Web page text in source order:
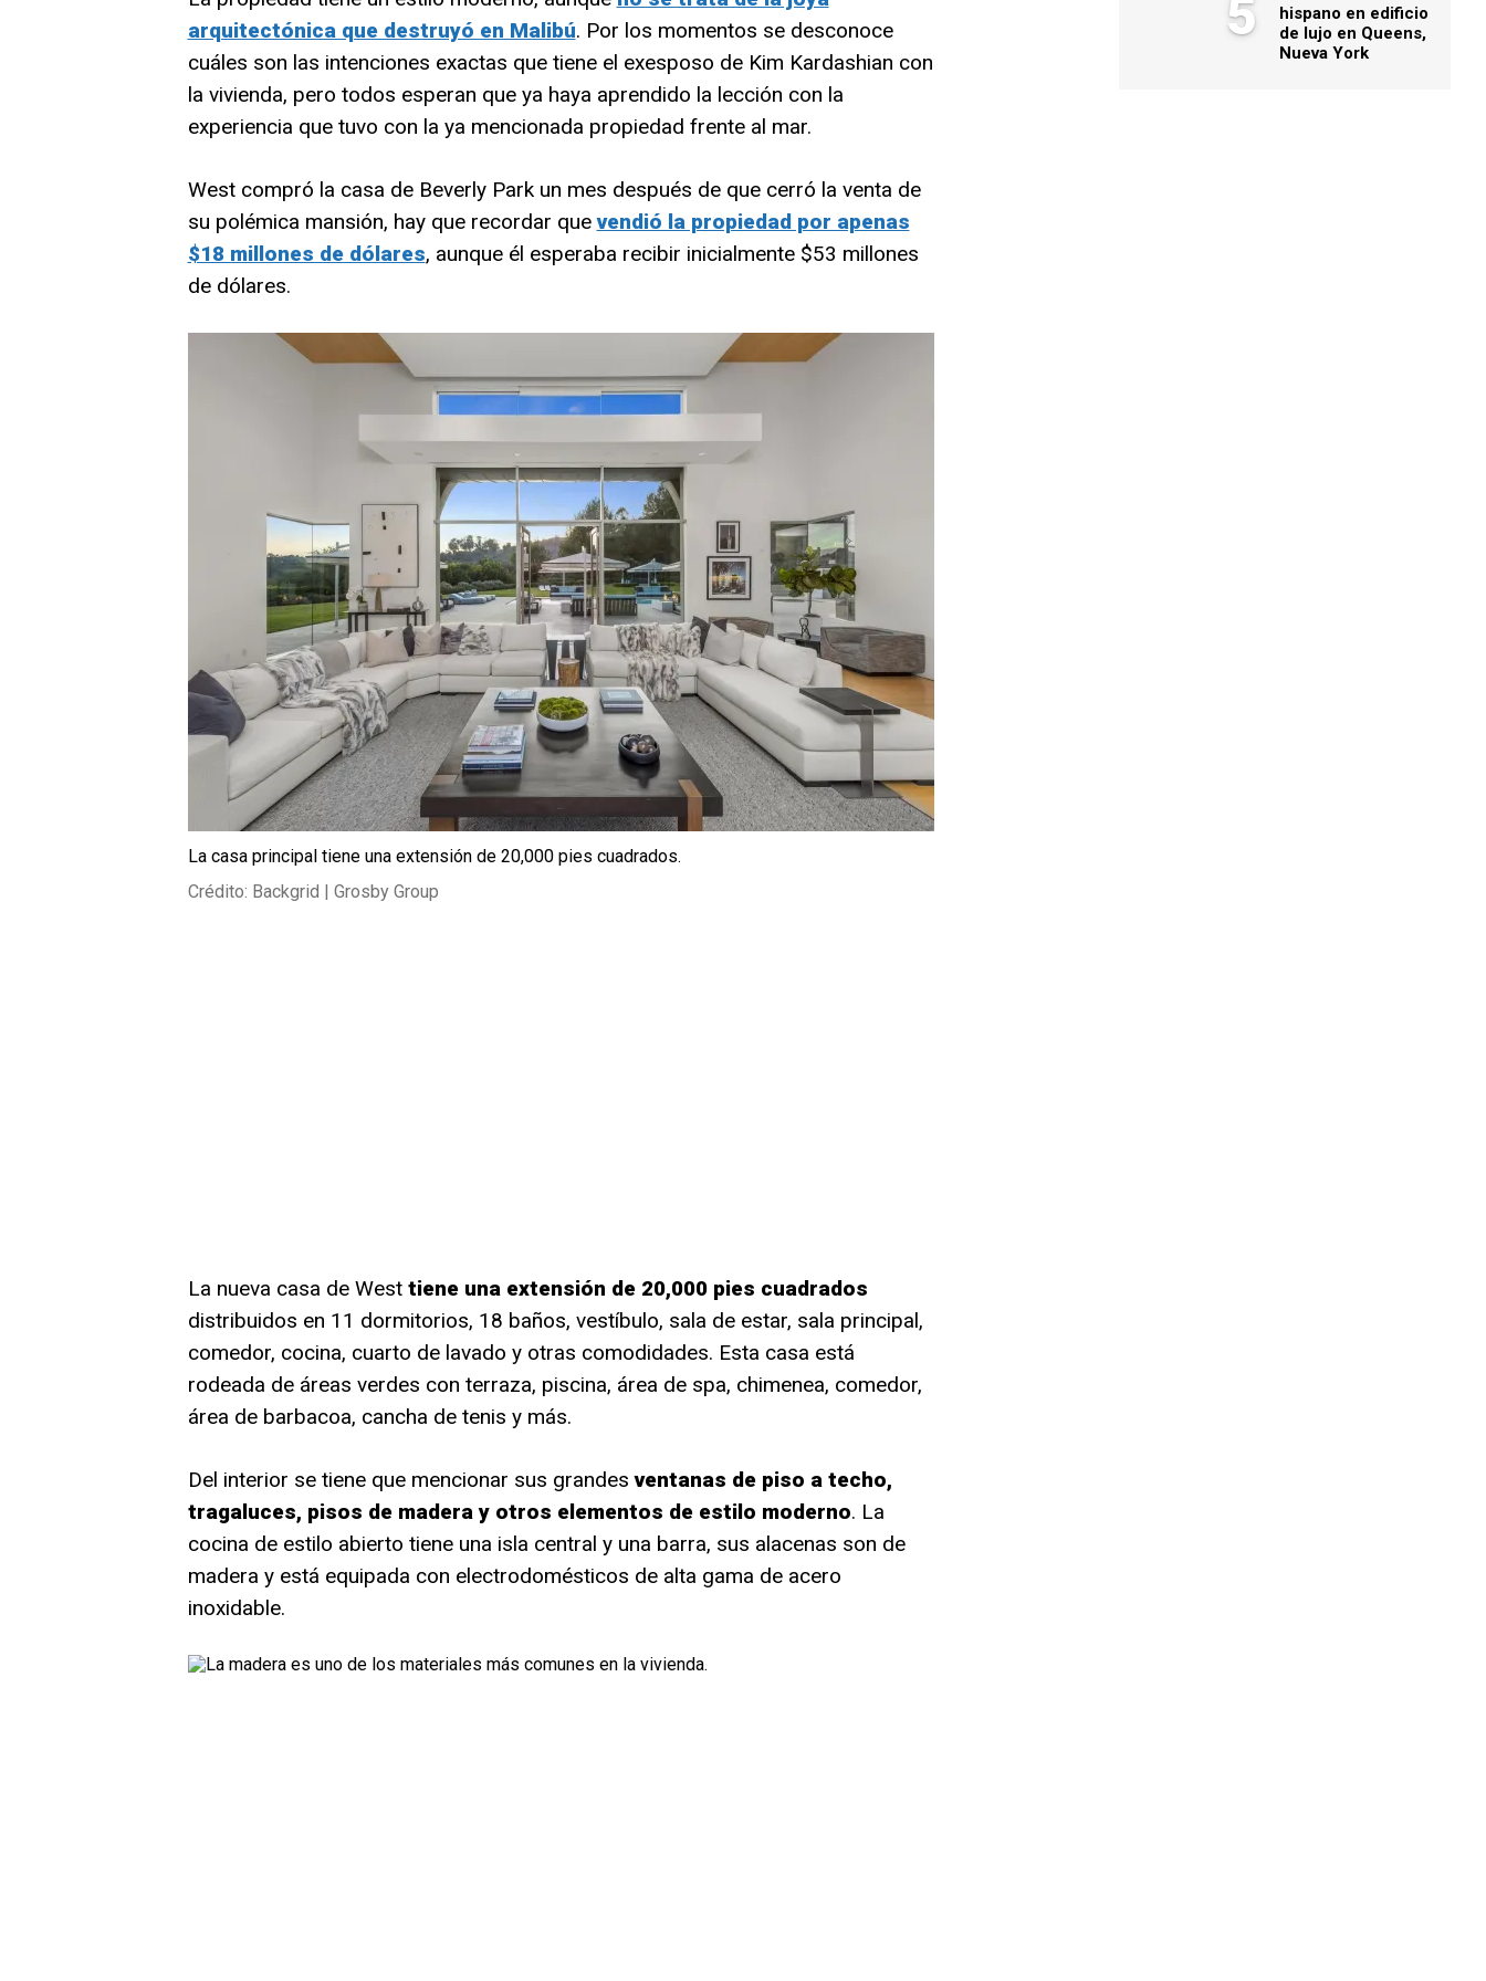
arquitectónica que destruyó en Malibú. Por los momentos se desconoce
cuáles son las intenciones exactas que tiene el exesposo de Kim Kardashian con
la vivienda, pero todos esperan que ya haya aprendido la lección con la
experiencia que tuvo con la ya mencionada propiedad frente al mar.
West compró la casa de Beverly Park un mes después de que cerró la venta de
su polémica mansión, hay que recordar quevendió la propiedad por apenas
$18 millones de dólares, aunque él esperaba recibir inicialmente $53 millones
de dólares.
La casa principal tiene una extensión de 20,000 pies cuadrados.
Crédito: Backgrid | Grosby Group
La nueva casa de West tiene una extensión de 20,000 pies cuadrados
distribuidos en 11 dormitorios, 18 baños, vestíbulo, sala de estar, sala principal,
comedor, cocina, cuarto de lavado y otras comodidades. Esta casa está
rodeada de áreas verdes con terraza, piscina, área de spa, chimenea, comedor,
área de barbacoa, cancha de tenis y más.
Del interior se tiene que mencionar sus grandesventanas de piso a techo,
tragaluces, pisos de madera y otros elementos de estilo moderno. La
cocina de estilo abierto tiene una isla central y una barra, sus alacenas son de
madera y está equipada con electrodomésticos de alta gama de acero
inoxidable.
5
hispano en edificio
de lujo en Queens,
Nueva York